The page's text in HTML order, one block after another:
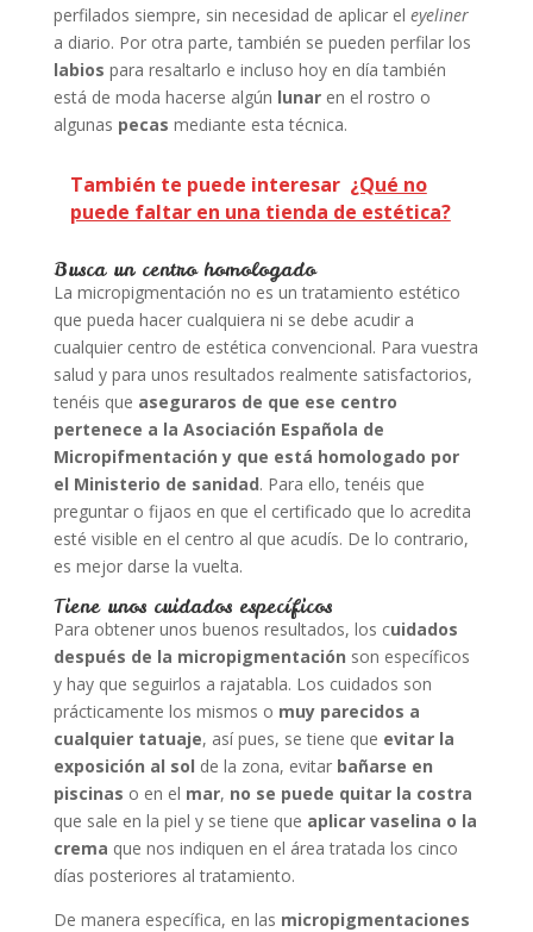
perfilados siempre, sin necesidad de aplicar el eyeliner
a diario. Por otra parte, también se pueden perfilar los
labios para resaltarlo e incluso hoy en día también
está de moda hacerse algún lunar en el rostro o
algunas pecas mediante esta técnica.
También te puede interesar ¿Qué no
puede faltar en una tienda de estética?
Busca un centro homologado
La micropigmentación no es un tratamiento estético
que pueda hacer cualquiera ni se debe acudir a
cualquier centro de estética convencional. Para vuestra
salud y para unos resultados realmente satisfactorios,
tenéis que aseguraros de que ese centro
pertenece a la Asociación Española de
Micropifmentación y que está homologado por
el Ministerio de sanidad. Para ello, tenéis que
preguntar o fijaos en que el certificado que lo acredita
esté visible en el centro al que acudís. De lo contrario,
es mejor darse la vuelta.
Tiene unos cuidados específicos
Para obtener unos buenos resultados, los cuidados
después de la micropigmentación son específicos
y hay que seguirlos a rajatabla. Los cuidados son
prácticamente los mismos o muy parecidos a
cualquier tatuaje, así pues, se tiene que evitar la
exposición al sol de la zona, evitar bañarse en
piscinas o en el mar, no se puede quitar la costra
que sale en la piel y se tiene que aplicar vaselina o la
crema que nos indiquen en el área tratada los cinco
días posteriores al tratamiento.
De manera específica, en las micropigmentaciones